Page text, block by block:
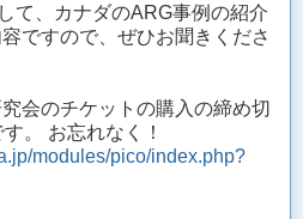
て、カナダのARG事例の紹介
ですので、ぜひお聞きくださ
会のチケットの購入の締め切
。 お忘れなく！
modules/pico/index.php?